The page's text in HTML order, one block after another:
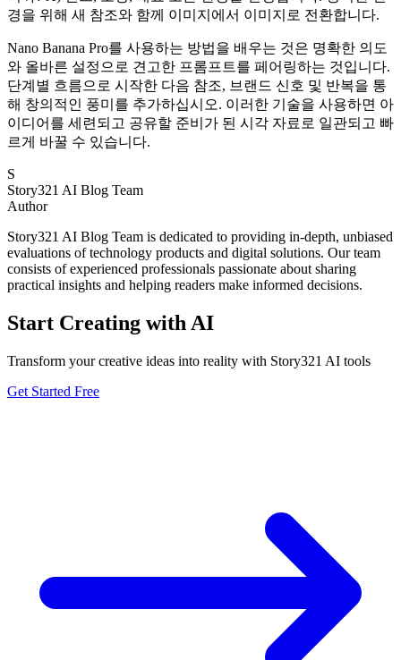
경을 위해 새 참조와 함께 이미지에서 이미지로 전환합니다.
Nano Banana Pro를 사용하는 방법을 배우는 것은 명확한 의도
와 올바른 설정으로 견고한 프롬프트를 페어링하는 것입니다.
단계별 흐름으로 시작한 다음 참조, 브랜드 신호 및 반복을 통
해 창의적인 풍미를 추가하십시오. 이러한 기술을 사용하면 아
이디어를 세련되고 공유할 준비가 된 시각 자료로 일관되고 빠
르게 바꿀 수 있습니다.
S
Story321 AI Blog Team
Author
Story321 AI Blog Team is dedicated to providing in-depth, unbiased
evaluations of technology products and digital solutions. Our team
consists of experienced professionals passionate about sharing
practical insights and helping readers make informed decisions.
Start Creating with AI
Transform your creative ideas into reality with Story321 AI tools
Get Started Free